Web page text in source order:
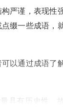
严谨，表现性
缀一些成语，
以通过成语了
具有历史性、故